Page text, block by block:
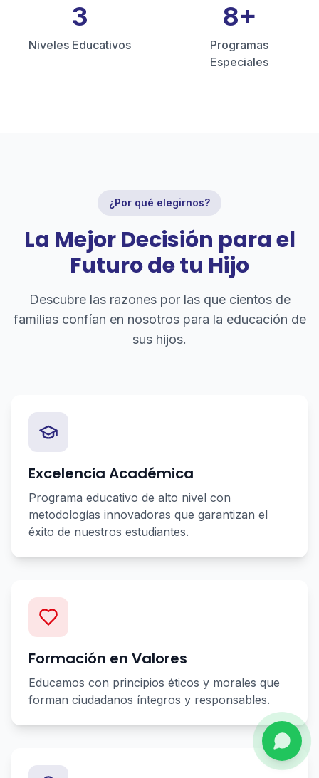
3
Niveles Educativos
8+
Programas
Especiales
¿Por qué elegirnos?
La Mejor Decisión para el
Futuro de tu Hijo
Descubre las razones por las que cientos de
familias confían en nosotros para la educación de
sus hijos.
Excelencia Académica
Programa educativo de alto nivel con
metodologías innovadoras que garantizan el
éxito de nuestros estudiantes.
Formación en Valores
Educamos con principios éticos y morales que
forman ciudadanos íntegros y responsables.